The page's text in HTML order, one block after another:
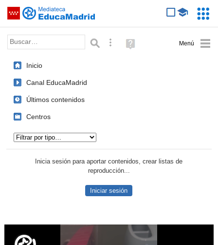
Saltar navegación
Palabra o frase: Búsqueda avanzada
Ayuda
(en
Inicio
Canal EducaMadrid
Últimos contenidos
Centros
Inicia sesión para aportar contenidos, crear listas de
reproducción...
Iniciar sesión